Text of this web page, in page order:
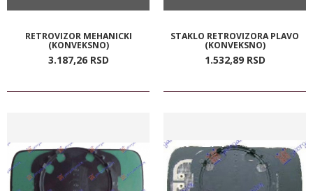
RETROVIZOR MEHANICKI
(KONVEKSNO)
3.187,26 RSD
STAKLO RETROVIZORA PLAVO
(KONVEKSNO)
1.532,89 RSD